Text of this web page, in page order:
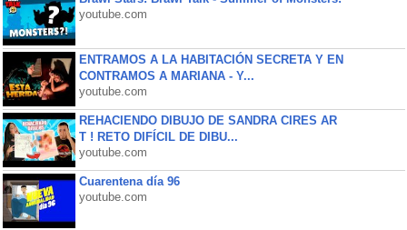
youtube.com
ENTRAMOS A LA HABITACIÓN SECRETA Y EN
CONTRAMOS A MARIANA - Y...
youtube.com
REHACIENDO DIBUJO DE SANDRA CIRES AR
T ! RETO DIFÍCIL DE DIBU...
youtube.com
Cuarentena día 96
youtube.com